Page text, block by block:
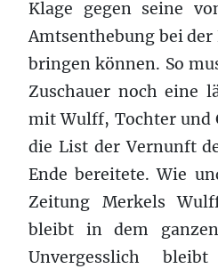
Klage gegen seine
Amtsenthebung bei der
bringen können. So
Zuschauer noch eine
mit Wulff, Tochter und
die List der Vernunft
Ende bereitete. Wie
Zeitung Merkels
bleibt in dem
Unvergesslich